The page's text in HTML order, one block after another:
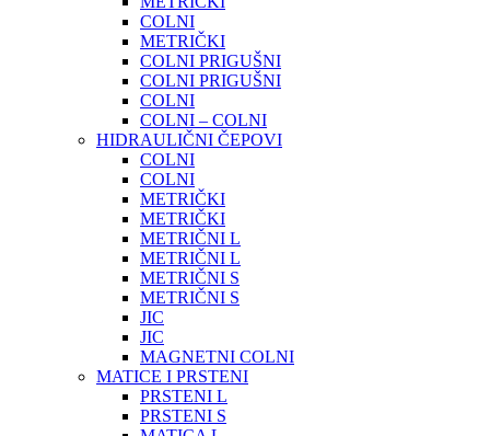
COLNI
METRIČKI
COLNI PRIGUŠNI
COLNI PRIGUŠNI
COLNI
COLNI – COLNI
HIDRAULIČNI ČEPOVI
COLNI
COLNI
METRIČKI
METRIČKI
METRIČNI L
METRIČNI L
METRIČNI S
METRIČNI S
JIC
JIC
MAGNETNI COLNI
MATICE I PRSTENI
PRSTENI L
PRSTENI S